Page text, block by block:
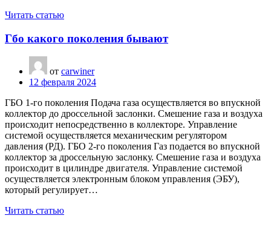
Читать статью
Гбо какого поколения бывают
от carwiner
12 февраля 2024
ГБО 1-го поколения Подача газа осуществляется во впускной
коллектор до дроссельной заслонки. Смешение газа и воздуха
происходит непосредственно в коллекторе. Управление
системой осуществляется механическим регулятором
давления (РД). ГБО 2-го поколения Газ подается во впускной
коллектор за дроссельную заслонку. Смешение газа и воздуха
происходит в цилиндре двигателя. Управление системой
осуществляется электронным блоком управления (ЭБУ),
который регулирует…
Читать статью